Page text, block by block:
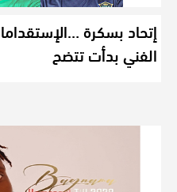
إتحاد بسكرة
الفني بدأت تتضح